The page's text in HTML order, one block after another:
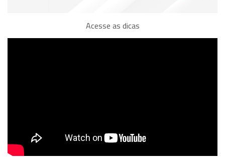
Acesse as dicas